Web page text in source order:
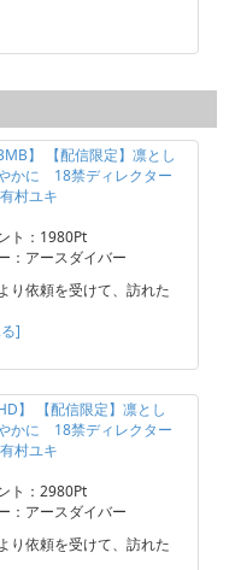
】 【配信限定】凛とし
かに 18禁ディレクター
村ユキ
ト：1980Pt
：アースダイバー
り依頼を受けて、訪れた
]
】 【配信限定】凛とし
かに 18禁ディレクター
村ユキ
ト：2980Pt
：アースダイバー
り依頼を受けて、訪れた